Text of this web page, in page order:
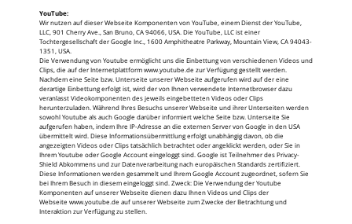
YouTube:
Wir nutzen auf dieser Webseite Komponenten von YouTube, einem Dienst der YouTube,
LLC, 901 Cherry Ave., San Bruno, CA 94066, USA. Die YouTube, LLC ist einer
Tochtergesellschaft der Google Inc., 1600 Amphitheatre Parkway, Mountain View, CA 94043-
1351, USA.
Die Verwendung von Youtube ermöglicht uns die Einbettung von verschiedenen Videos und
Clips, die auf der Internetplattformwww.youtube.de zur Verfügung gestellt werden.
Nachdem eine Seite bzw. Unterseite unserer Webseite aufgerufen wird auf der eine
derartige Einbettung erfolgt ist, wird der von Ihnen verwendete Internetbrowser dazu
veranlasst Videokomponenten des jeweils eingebetteten Videos oder Clips
herunterzuladen. Während Ihres Besuchs unserer Webseite und ihrer Unterseiten werden
sowohl Youtube als auch Google darüber informiert welche Seite bzw. Unterseite Sie
aufgerufen haben, indem Ihre IP-Adresse an die externen Server von Google in den USA
übermittelt wird. Diese Informationsübermittlung erfolgt unabhängig davon, ob die
angezeigten Videos oder Clips tatsächlich betrachtet oder angeklickt werden, oder Sie in
Ihrem Youtube oder Google Account eingeloggt sind. Google ist Teilnehmer des Privacy-
Shield Abkommens und zur Datenverarbeitung nach europäischen Standards zertifiziert.
Diese Informationen werden gesammelt und Ihrem Google Account zugeordnet, sofern Sie
bei Ihrem Besuch in diesem eingeloggt sind. Zweck: Die Verwendung der Youtube
Komponenten auf unserer Webseite dienen dazu Ihnen Videos und Clips der
Webseite www.youtube.de auf unserer Webseite zum Zwecke der Betrachtung und
Interaktion zur Verfügung zu stellen.